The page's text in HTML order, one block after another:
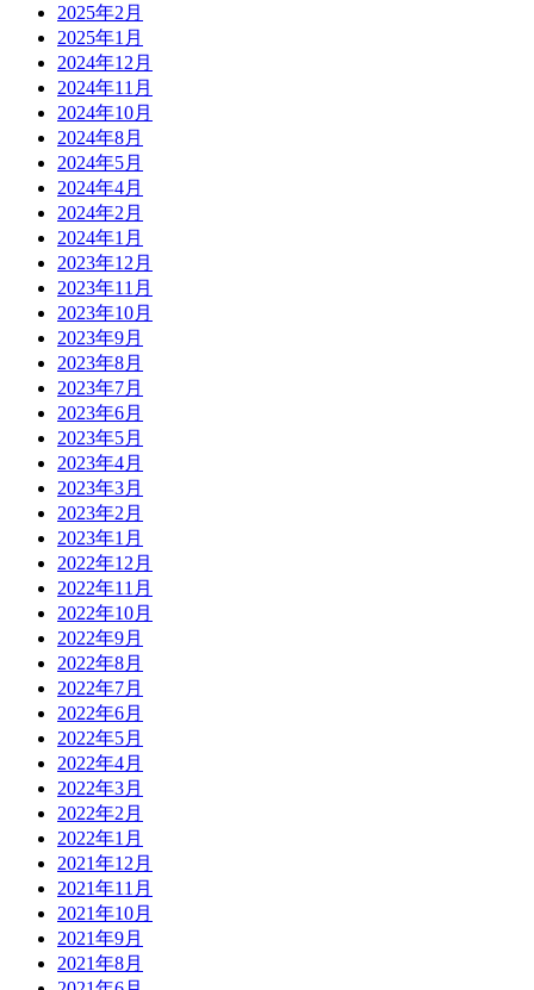
2025年2月
2025年1月
2024年12月
2024年11月
2024年10月
2024年8月
2024年5月
2024年4月
2024年2月
2024年1月
2023年12月
2023年11月
2023年10月
2023年9月
2023年8月
2023年7月
2023年6月
2023年5月
2023年4月
2023年3月
2023年2月
2023年1月
2022年12月
2022年11月
2022年10月
2022年9月
2022年8月
2022年7月
2022年6月
2022年5月
2022年4月
2022年3月
2022年2月
2022年1月
2021年12月
2021年11月
2021年10月
2021年9月
2021年8月